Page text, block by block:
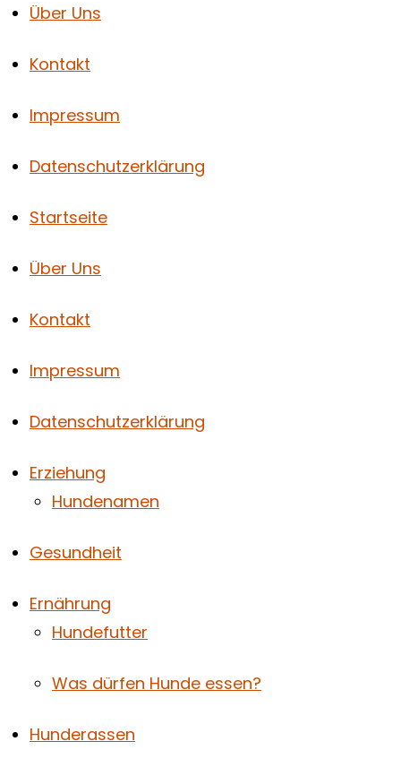
Über Uns
Kontakt
Impressum
Datenschutzerklärung
Startseite
Über Uns
Kontakt
Impressum
Datenschutzerklärung
Erziehung
Hundenamen
Gesundheit
Ernährung
Hundefutter
Was dürfen Hunde essen?
Hunderassen